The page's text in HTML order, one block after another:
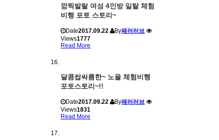
깜찍발랄 여성 4인방 일탈 체험
비행 포토 스토리~
Date2017.09.22 By패러러브
Views1777
Read More
달콤쌉싸름한~ 노을 체험비행
포토스토리~!!
Date2017.09.22 By패러러브
Views1831
Read More